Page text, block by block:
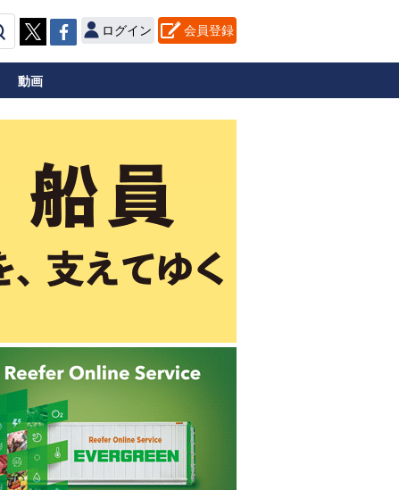
ログイン 会員登録
動画